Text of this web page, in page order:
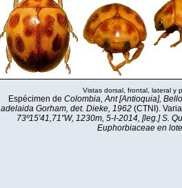
Vistas dorsal, frontal, lateral y
Espécimen de Colombia, Ant [Antioquia],
adelaida Gorham, det. Dieke, 1962 (CTNI).
73º15'41,71"W, 1230m, 5-I-2014, [leg.] S.
Euphorbiaceae en